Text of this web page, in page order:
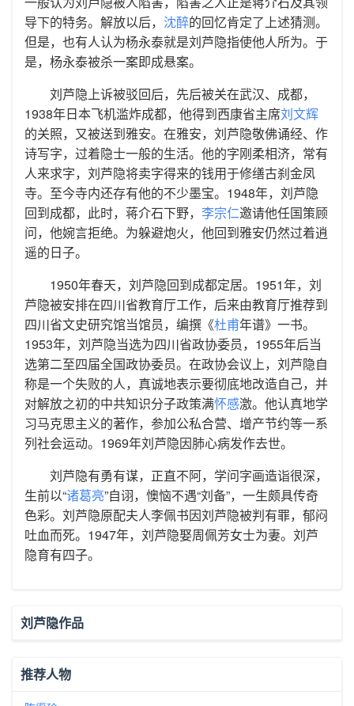
导下的特务。解放以后， 沈醉的回忆肯定了上述猜测。
但是，也有人认为杨永泰就是刘芦隐指使他人所为。于
是，杨永泰被杀一案即成悬案。
刘芦隐上诉被驳回后，先后被关在武汉、成都，
1938年日本飞机滥炸成都，他得到西康省主席刘文辉
的关照，又被送到雅安。在雅安，刘芦隐敬佛诵经、作
诗写字，过着隐士一般的生活。他的字刚柔相济，常有
人来求字，刘芦隐将卖字得来的钱用于修缮古刹金凤
寺。至今寺内还存有他的不少墨宝。1948年，刘芦隐
回到成都，此时，蒋介石下野， 李宗仁邀请他任国策顾
问，他婉言拒绝。为躲避炮火，他回到雅安仍然过着逍
遥的日子。
1950年春天，刘芦隐回到成都定居。1951年，刘
芦隐被安排在四川省教育厅工作，后来由教育厅推荐到
四川省文史研究馆当馆员，编撰《杜甫年谱》一书。
1953年，刘芦隐当选为四川省政协委员，1955年后当
选第二至四届全国政协委员。在政协会议上，刘芦隐自
称是一个失败的人，真诚地表示要彻底地改造自己，并
对解放之初的中共知识分子政策满怀感激。他认真地学
习马克思主义的著作，参加公私合营、增产节约等一系
列社会运动。1969年刘芦隐因肺心病发作去世。
刘芦隐有勇有谋，正直不阿，学问字画造诣很深，
生前以“诸葛亮”自诩，懊恼不遇“刘备”，一生颇具传奇
色彩。刘芦隐原配夫人李佩书因刘芦隐被判有罪，郁闷
吐血而死。1947年，刘芦隐娶周佩芳女士为妻。刘芦
隐育有四子。
刘芦隐作品
推荐人物